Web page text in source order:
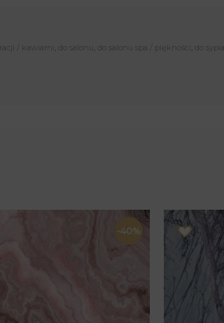
/ kawiarni do salonu do salonu spa / piękności do
-40%